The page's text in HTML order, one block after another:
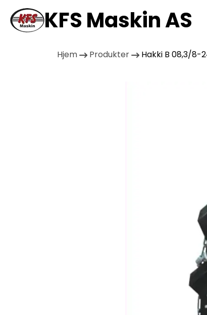
KFS Maskin AS
Hjem Produkter Hakki B 08,3/8-